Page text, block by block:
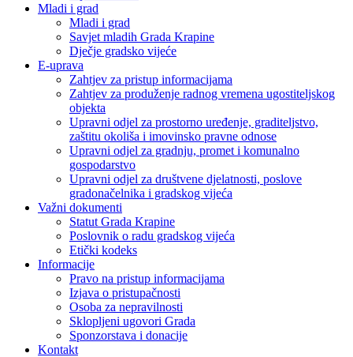
Mladi i grad
Mladi i grad
Savjet mladih Grada Krapine
Dječje gradsko vijeće
E-uprava
Zahtjev za pristup informacijama
Zahtjev za produženje radnog vremena ugostiteljskog
objekta
Upravni odjel za prostorno uređenje, graditeljstvo,
zaštitu okoliša i imovinsko pravne odnose
Upravni odjel za gradnju, promet i komunalno
gospodarstvo
Upravni odjel za društvene djelatnosti, poslove
gradonačelnika i gradskog vijeća
Važni dokumenti
Statut Grada Krapine
Poslovnik o radu gradskog vijeća
Etički kodeks
Informacije
Pravo na pristup informacijama
Izjava o pristupačnosti
Osoba za nepravilnosti
Sklopljeni ugovori Grada
Sponzorstava i donacije
Kontakt